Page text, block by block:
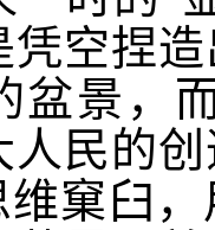
凭空捏
盆景，
人民的
维窠臼